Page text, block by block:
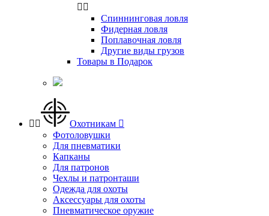
 
Спиннинговая ловля
Фидерная ловля
Поплавочная ловля
Другие виды грузов
Товары в Подарок
  Охотникам 
Фотоловушки
Для пневматики
Капканы
Для патронов
Чехлы и патронташи
Одежда для охоты
Аксессуары для охоты
Пневматическое оружие